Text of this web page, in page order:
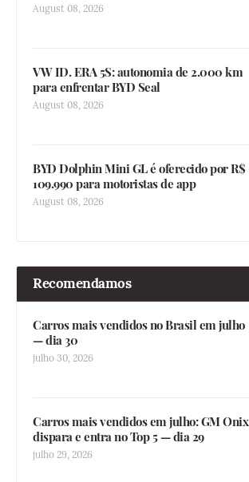
August 08, 2026
VW ID. ERA 5S: autonomia de 2.000 km
para enfrentar BYD Seal
August 08, 2026
BYD Dolphin Mini GL é oferecido por R$
109.990 para motoristas de app
August 08, 2026
Recomendamos
Carros mais vendidos no Brasil em julho
— dia 30
julho 30, 2026
Carros mais vendidos em julho: GM Onix
dispara e entra no Top 5 — dia 29
julho 29, 2026